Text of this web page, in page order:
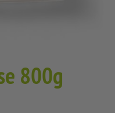
800g